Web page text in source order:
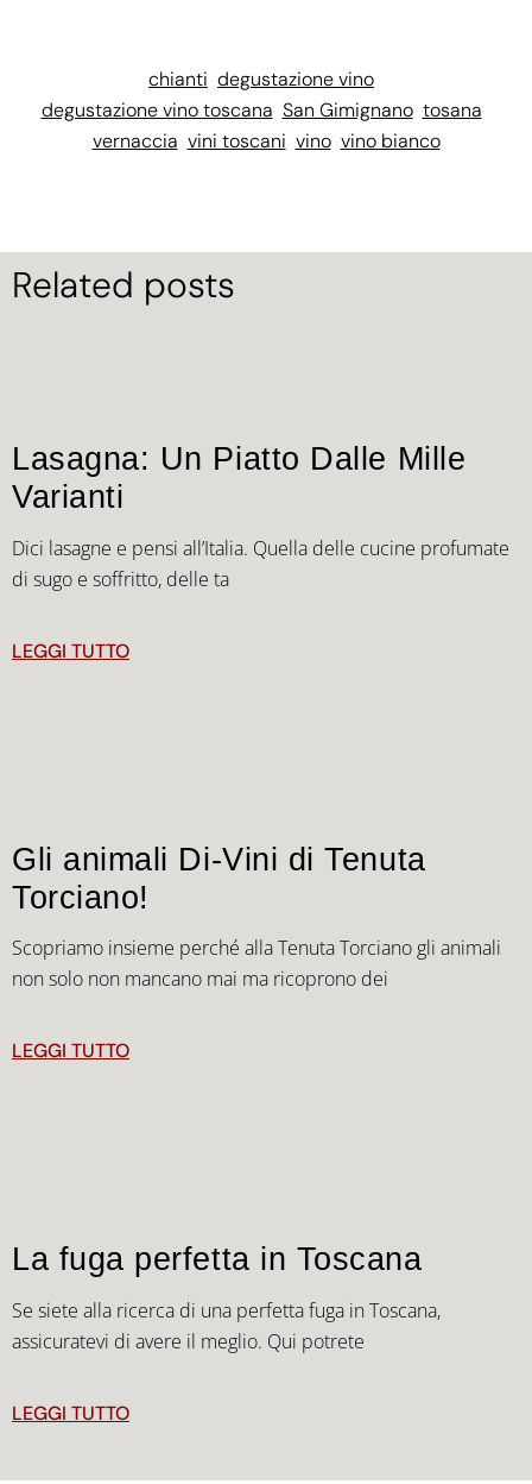
chianti degustazione vino
degustazione vino toscana San Gimignano tosana
vernaccia vini toscani vino vino bianco
Related posts
Lasagna: Un Piatto Dalle Mille
Varianti
Dici lasagne e pensi all’Italia. Quella delle cucine profumate
di sugo e soffritto, delle ta
LEGGI TUTTO
Gli animali Di-Vini di Tenuta
Torciano!
Scopriamo insieme perché alla Tenuta Torciano gli animali
non solo non mancano mai ma ricoprono dei
LEGGI TUTTO
La fuga perfetta in Toscana
Se siete alla ricerca di una perfetta fuga in Toscana,
assicuratevi di avere il meglio. Qui potrete
LEGGI TUTTO